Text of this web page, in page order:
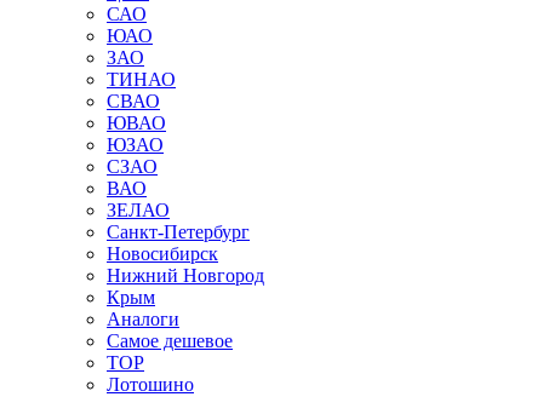
САО
ЮАО
ЗАО
ТИНАО
СВАО
ЮВАО
ЮЗАО
СЗАО
ВАО
ЗЕЛАО
Санкт-Петербург
Новосибирск
Нижний Новгород
Крым
Аналоги
Самое дешевое
TOP
Лотошино